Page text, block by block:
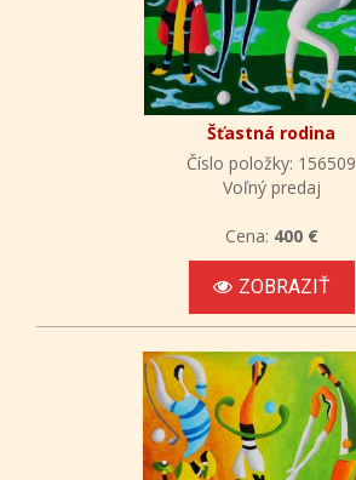
Šťastná rodina
Číslo položky: 156509
Voľný predaj
Cena: 400 €
ZOBRAZIŤ